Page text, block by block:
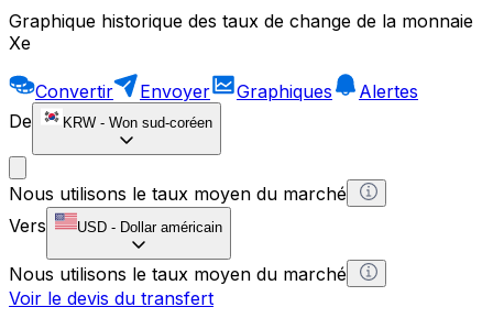
Graphique historique des taux de change de la monnaie
Xe
Convertir Envoyer Graphiques
Alertes
De
KRW - Won sud-coréen
Nous utilisons le taux moyen du marché
Vers
USD - Dollar américain
Nous utilisons le taux moyen du marché
Voir le devis du transfert